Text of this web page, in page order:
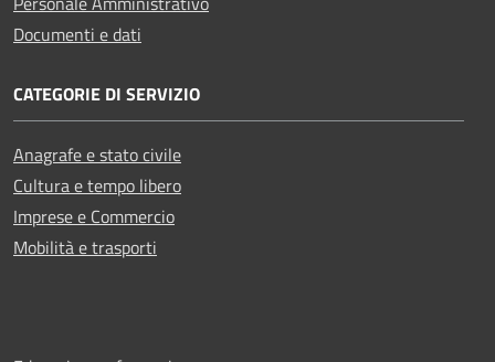
Documenti e dati
CATEGORIE DI SERVIZIO
Anagrafe e stato civile
Cultura e tempo libero
Imprese e Commercio
Mobilità e trasporti